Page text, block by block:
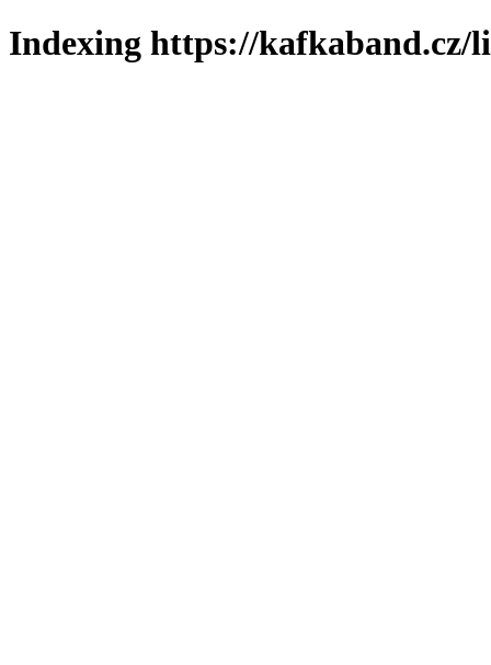
Indexing https://kafkaband.cz/